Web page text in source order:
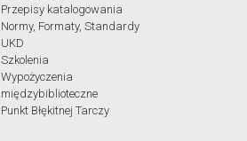
Przepisy katalogowania
Normy, Formaty, Standardy
UKD
Szkolenia
Wypożyczenia
międzybiblioteczne
Punkt Błękitnej Tarczy